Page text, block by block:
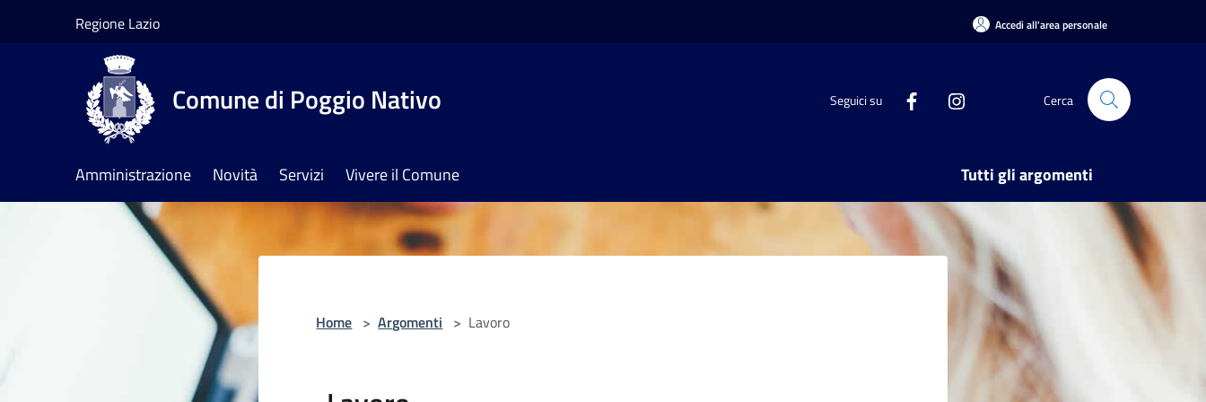
Regione Lazio Accedi all'area personale
Comune di Poggio Nativo Seguici su Cerca
Amministrazione Novità Servizi Vivere il Comune Tutti gli argomenti
Home > Argomenti > Lavoro